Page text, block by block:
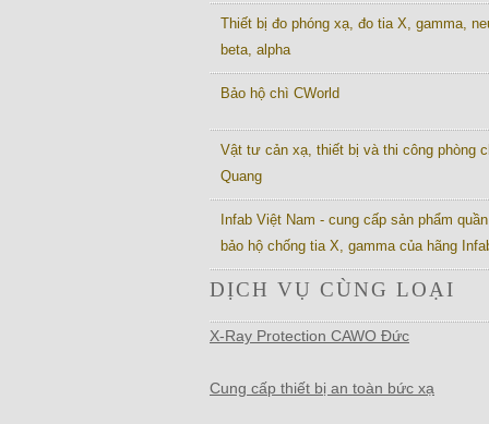
Thiết bị đo phóng xạ, đo tia X, gamma,
beta, alpha
Bảo hộ chì CWorld
Vật tư cản xạ, thiết bị và thi công phòng
Quang
Infab Việt Nam - cung cấp sản phẩm
bảo hộ chống tia X, gamma của hãng
DỊCH VỤ CÙNG LOẠI
X-Ray Protection CAWO Đức
Cung cấp thiết bị an toàn bức xạ